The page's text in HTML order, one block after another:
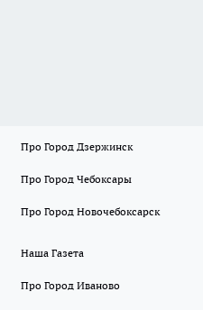
Про Город Дзержинск
Про Город Чебоксары
Про Город Новочебоксарск
Наша Газета
Про Город Иваново